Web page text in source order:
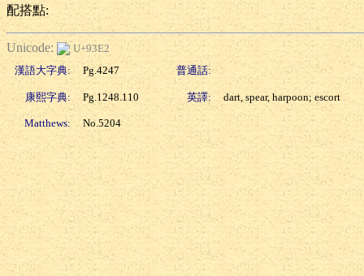
配搭點:
Unicode:
U+93E2
漢語大字典:
Pg.4247 普通話:
康熙字典: Pg.1248.110 英譯: dart, spear, harpoon; escort
Matthews: No.5204